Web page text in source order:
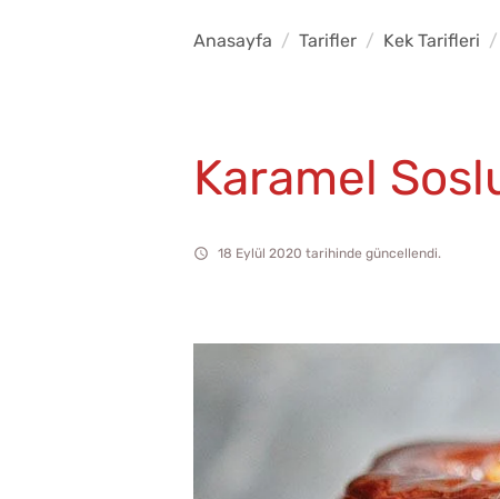
Anasayfa Tarifler Kek Tarifleri
Karamel
18 Eylül 2020 tarihinde güncellendi.